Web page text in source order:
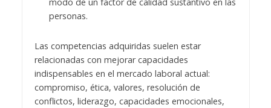
personas.
Las competencias adquiridas suelen estar
relacionadas con mejorar capacidades
indispensables en el mercado laboral actual:
compromiso, ética, valores, resolución de
conflictos, liderazgo, capacidades emocionales,